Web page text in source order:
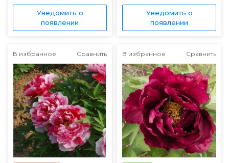
Уведомить о
появлении
Уведомить о
появлении
В избранное Сравнить В избранное Сравнить